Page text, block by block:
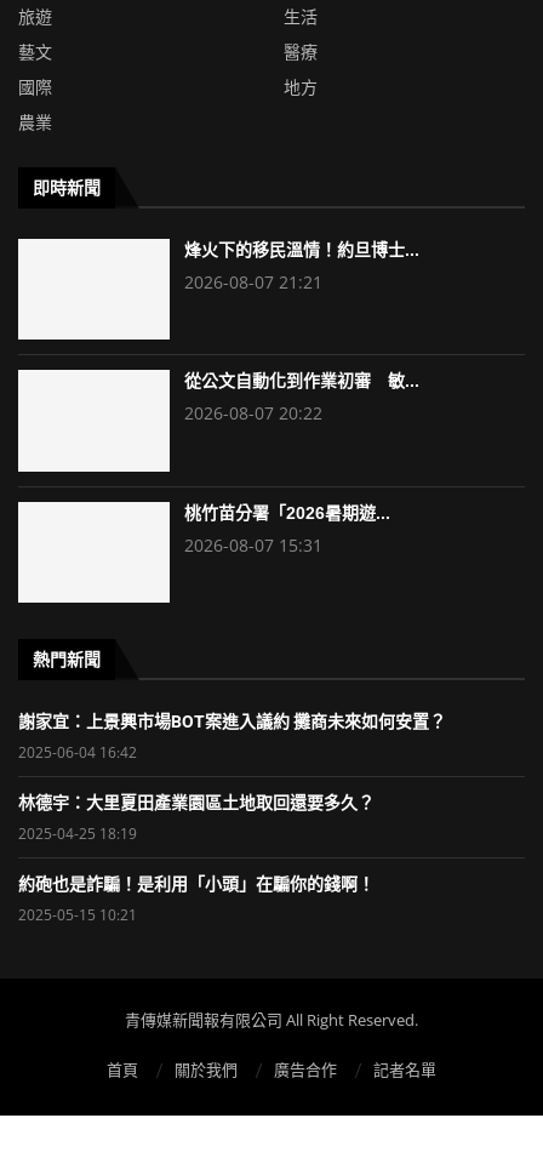
旅遊
生活
藝文
醫療
國際
地方
農業
即時新聞
烽火下的移民溫情！約旦博士...
2026-08-07 21:21
從公文自動化到作業初審 敏...
2026-08-07 20:22
桃竹苗分署「2026暑期遊...
2026-08-07 15:31
熱門新聞
謝家宜：上景興市場BOT案進入議約 攤商未來如何安置？
2025-06-04 16:42
林德宇：大里夏田產業園區土地取回還要多久？
2025-04-25 18:19
約砲也是詐騙！是利用「小頭」在騙你的錢啊！
2025-05-15 10:21
青傳媒新聞報有限公司 All Right Reserved.
首頁 關於我們 廣告合作 記者名單